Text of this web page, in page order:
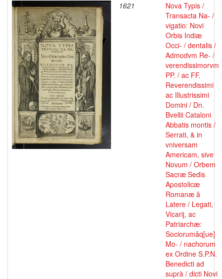
1621
Nova Typis /
Transacta Na- /
vigatio: Novi
Orbis Indiæ
Occi- / dentalis /
Admodvm Re- /
verendissimorvm
PP. / ac FF.
Reverendissimi
ac Illustrissimi
Domini / Dn.
Bvellii Cataloni
Abbatis montis /
Serrati, & in
vniversam
Americam, sive
Novum / Orbem
Sacræ Sedis
Apostolicæ
Romanæ â
Latere / Legati,
Vicarij, ac
Patriarchæ:
Sociorumâq[ue]
Mo- / nachorum
ex Ordine S.P.N.
Benedicti ad
suprà / dicti Novi